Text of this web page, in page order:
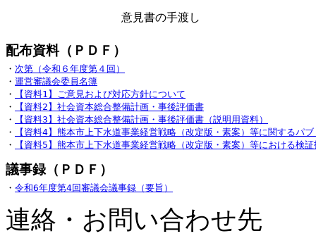
意見書の手渡し
・ 次第（令和６年度第４回）
・ 運営審議会委員名簿
・
【資料1】ご意見および対応方針について
・
【資料2】社会資本総合整備計画・事後評価書
・
【資料3】社会資本総合整備計画・事後評価書（説明用資料）
・
【資料4】熊本市上下水道事業経営戦略（改定版・素案）等に関するパ
・
【資料5】熊本市上下水道事業経営戦略（改定版・素案）等における検
・ 令和6年度第4回審議会議事録（要旨）
連絡・お問い合わせ先